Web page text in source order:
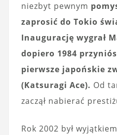
niezbyt pewnym
zaprosić do Tokio
Inaugurację wygrał
dopiero 1984
pierwsze japońskie
(Katsuragi Ace). Od
zaczął nabierać
Rok 2002 był